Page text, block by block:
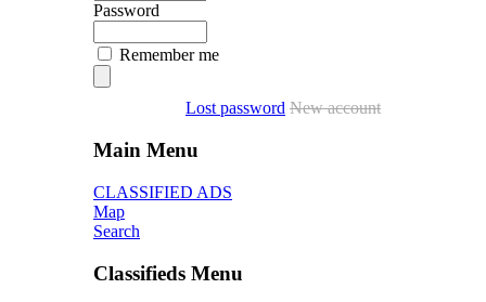
Password
Remember me
Lost password New account
Main Menu
CLASSIFIED ADS
Map
Search
Classifieds Menu